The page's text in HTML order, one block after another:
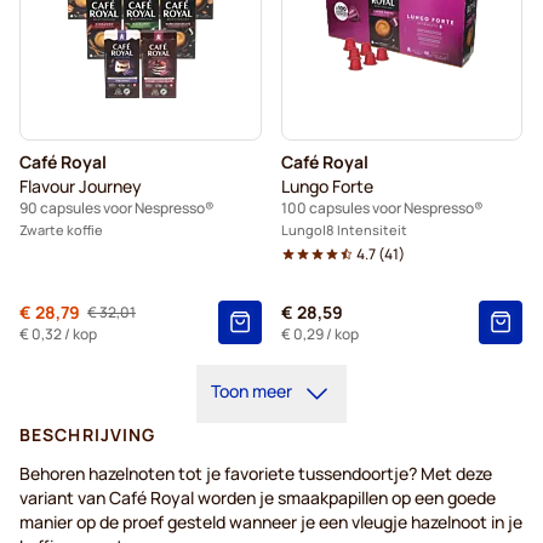
Café Royal
Flavour Journey
90 capsules voor Nespresso®
Zwarte koffie
Normale prijs
€ 32,01
Van
€ 28,79
€ 0,32/ kop
Café Royal
Lungo Forte
100 capsules voor Nespresso®
Lungo 8 Intensiteit
4.7(41)
€ 28,59
€ 0,29/ kop
Toon meer
BESCHRIJVING
Behoren hazelnoten tot je favoriete tussendoortje? Met deze
variant van Café Royal worden je smaakpapillen op een goede
manier op de proef gesteld wanneer je een vleugje hazelnoot in je